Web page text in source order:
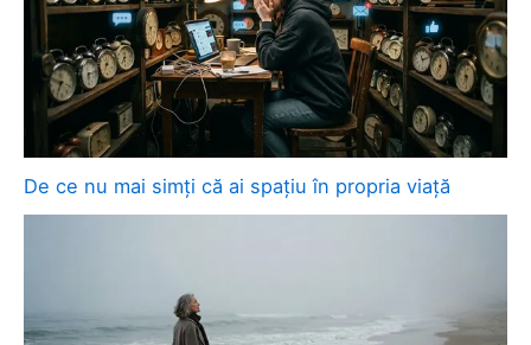
De ce nu mai simți că ai spațiu în propria viață